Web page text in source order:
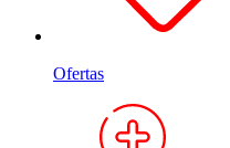
Ofertas